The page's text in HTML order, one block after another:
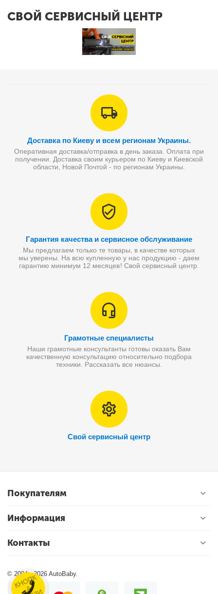
СВОЙ СЕРВИСНЫЙ ЦЕНТР
Доставка по Киеву и всем регионам Украины.
Оперативная доставка/отправка в день заказа. Оплата при
получении. Доставка своим курьером по Киеву и Киевской
области, Новой Почтой - по регионам Украины.
Гарантия качества и сервисное обслуживание
Мы предлагаем только те товары, в качестве которых
мы уверены. На всю купленную у нас продукцию - даем
гарантию минимум 12 месяцев! Свой сервисный центр.
Грамотные специалисты
Наши грамотные консультанты готовы оказать Вам
качественную консультацию относительно подбора
техники. Рассказать все нюансы.
Свой сервисный центр
Покупателям
Информация
Контакты
© 2004 - 2026 AutoBaby.
К
Н
О
П
К
А
В
Я
З